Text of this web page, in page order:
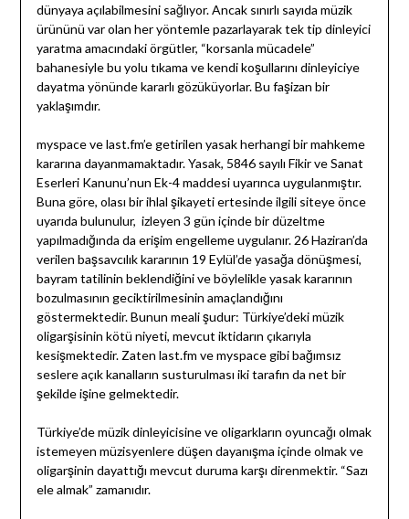
dünyaya açılabilmesini sağlıyor. Ancak sınırlı sayıda müzik
ürününü var olan her yöntemle pazarlayarak tek tip dinleyici
yaratma amacındaki örgütler, “korsanla mücadele”
bahanesiyle bu yolu tıkama ve kendi koşullarını dinleyiciye
dayatma yönünde kararlı gözüküyorlar. Bu faşizan bir
yaklaşımdır.
myspace ve last.fm’e getirilen yasak herhangi bir mahkeme
kararına dayanmamaktadır. Yasak, 5846 sayılı Fikir ve Sanat
Eserleri Kanunu’nun Ek-4 maddesi uyarınca uygulanmıştır.
Buna göre, olası bir ihlal şikayeti ertesinde ilgili siteye önce
uyarıda bulunulur, izleyen 3 gün içinde bir düzeltme
yapılmadığında da erişim engelleme uygulanır. 26 Haziran’da
verilen başsavcılık kararının 19 Eylül’de yasağa dönüşmesi,
bayram tatilinin beklendiğini ve böylelikle yasak kararının
bozulmasının geciktirilmesinin amaçlandığını
göstermektedir. Bunun meali şudur: Türkiye’deki müzik
oligarşisinin kötü niyeti, mevcut iktidarın çıkarıyla
kesişmektedir. Zaten last.fm ve myspace gibi bağımsız
seslere açık kanalların susturulması iki tarafın da net bir
şekilde işine gelmektedir.
Türkiye’de müzik dinleyicisine ve oligarkların oyuncağı olmak
istemeyen müzisyenlere düşen dayanışma içinde olmak ve
oligarşinin dayattığı mevcut duruma karşı direnmektir. “Sazı
ele almak” zamanıdır.